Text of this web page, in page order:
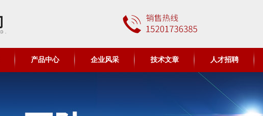
产品中心 企业风采 技术文章 人才招聘